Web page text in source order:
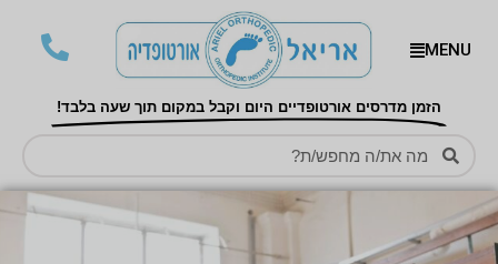
MENU
הזמן מדרסים אורטופדיים היום וקבל במקום תוך שעה בלבד!